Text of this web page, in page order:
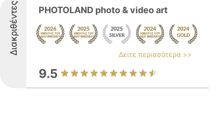
Διακριθέντες PHOTOLAND photo & video art
Δείτε περισσότερα >>
9.5